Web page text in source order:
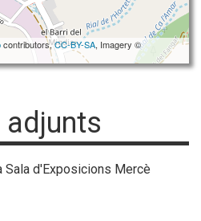
contributors,CC-BY-SA, Imagery ©
adjunts
Sala d'Exposicions Mercè